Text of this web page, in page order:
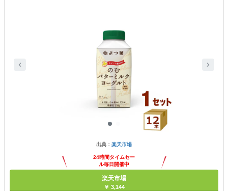
出典： 楽天市場
24時間タイムセー
ル毎日開催中
楽天市場
￥ 3,144